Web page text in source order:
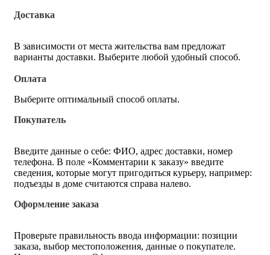
Доставка
В зависимости от места жительства вам предложат
варианты доставки. Выберите любой удобный способ.
Оплата
Выберите оптимальный способ оплаты.
Покупатель
Введите данные о себе: ФИО, адрес доставки, номер
телефона. В поле «Комментарии к заказу» введите
сведения, которые могут пригодиться курьеру, например:
подъезды в доме считаются справа налево.
Оформление заказа
Проверьте правильность ввода информации: позиции
заказа, выбор местоположения, данные о покупателе.